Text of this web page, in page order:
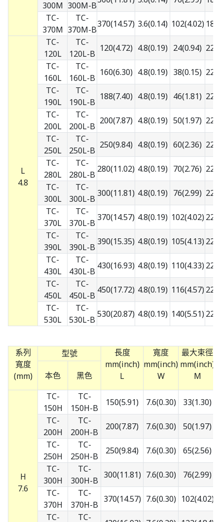
300M 300M-B
TC-
370M
TC-
370M-B
370(14.57) 3.6(0.14) 102(4.02)
L
4.8
TC-
120L
TC-
120L-B
120(4.72) 4.8(0.19) 24(0.94)
TC-
160L
TC-
160L-B
160(6.30) 4.8(0.19) 38(0.15)
TC-
190L
TC-
190L-B
188(7.40) 4.8(0.19) 46(1.81)
TC-
200L
TC-
200L-B
200(7.87) 4.8(0.19) 50(1.97)
TC-
250L
TC-
250L-B
250(9.84) 4.8(0.19) 60(2.36)
TC-
280L
TC-
280L-B
280(11.02) 4.8(0.19) 70(2.76)
TC-
300L
TC-
300L-B
300(11.81) 4.8(0.19) 76(2.99)
TC-
370L
TC-
370L-B
370(14.57) 4.8(0.19) 102(4.02)
TC-
390L
TC-
390L-B
390(15.35) 4.8(0.19) 105(4.13)
TC-
430L
TC-
430L-B
430(16.93) 4.8(0.19) 110(4.33)
TC-
450L
TC-
450L-B
450(17.72) 4.8(0.19) 116(4.57)
TC-
530L
TC-
530L-B
530(20.87) 4.8(0.19) 140(5.51)
系列
寬度
(mm)
型號
長度
mm(inch)
L
寬度
mm(inch)
W
最大束徑
mm(inch)
M
本色 黑色
H
7.6
TC-
150H
TC-
150H-B
150(5.91) 7.6(0.30) 33(1.30)
TC-
200H
TC-
200H-B
200(7.87) 7.6(0.30) 50(1.97)
TC-
250H
TC-
250H-B
250(9.84) 7.6(0.30) 65(2.56)
TC-
300H
TC-
300H-B
300(11.81) 7.6(0.30) 76(2.99)
TC-
370H
TC-
370H-B
370(14.57) 7.6(0.30) 102(4.02)
TC-
TC-